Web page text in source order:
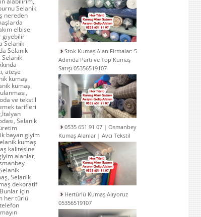
Selanik
nereden
elbise
giyebilir
Selanik
Selanik
ateşe
kumaş
kumaş
ve tekstil
tarifleri
Selanik
bayan giyim
kumaş
kalitesine
alanlar,
Selanik
dekoratif
için
her türlü
Stok Kumaş Alan Firmalar: 5
Adımda Parti ve Top Kumaş
Satışı 05356519107
0535 651 91 07 | Osmanbey
Kumaş Alanlar | Avcı Tekstil
Hertürlü Kumaş Alıyoruz
05356519107